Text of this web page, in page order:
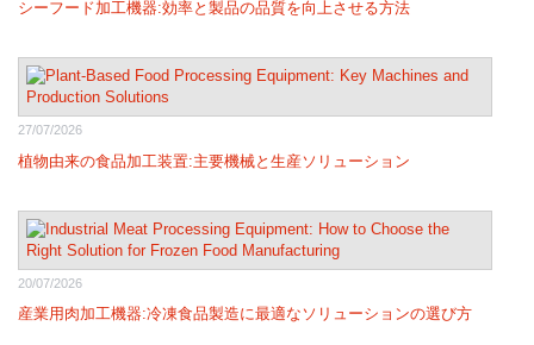
シーフード加工機器:効率と製品の品質を向上させる方法
27/07/2026
植物由来の食品加工装置:主要機械と生産ソリューション
20/07/2026
産業用肉加工機器:冷凍食品製造に最適なソリューションの選び方